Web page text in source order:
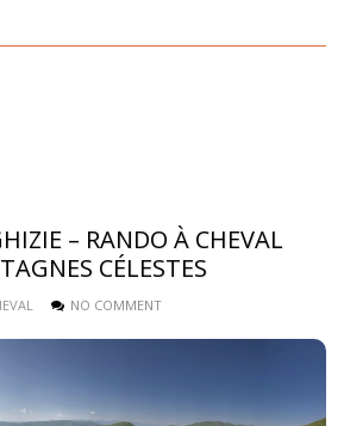
– RANDO À CHEVAL
CÉLESTES
NO COMMENT